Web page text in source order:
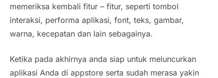
memeriksa kembali fitur – fitur, seperti tombol
interaksi, performa aplikasi, font, teks, gambar,
warna, kecepatan dan lain sebagainya.
Ketika pada akhirnya anda siap untuk meluncurkan
aplikasi Anda di appstore serta sudah merasa yakin